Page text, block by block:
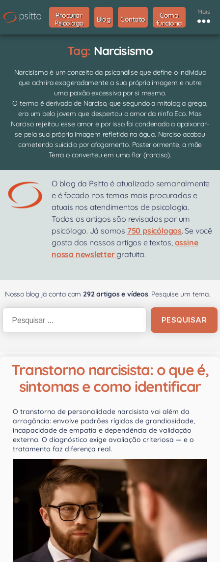
Procurar
Psicólogo
Blog Contato
Como
funciona
Mais
Tag: Narcisismo
Narcisismo é um conceito da psicanálise que define o indivíduo
que admira exageradamente a sua própria imagem e nutre
uma paixão excessiva por si mesmo.
O termo é derivado de Narciso, que segundo a mitologia grega,
era um belo jovem que despertou o amor da ninfa Eco. Mas
Narciso rejeitou esse amor e por isso foi condenado a apaixonar-
se pela sua própria imagem refletida na água. Narciso acabou
cometendo suicídio por afogamento. Posteriormente, a mãe
Terra o converteu em uma flor (narciso).
O blog da Psitto é atualizado semanalmente
e é focado nos temas mais procurados e
atuais nos atendimentos de psicologia.
Todos os artigos são revisados por um
psicólogo. Já somos 750 psicólogos. Se você
gosta dos nossos artigos e textos, assine
nossa newslettergratuita.
Nosso blog já conta com 292 artigos e vídeos. Pesquise um tema.
Transtorno narcisista: o que é,
sintomas e como identificar
O transtorno de personalidade narcisista vai além da
arrogância: envolve padrões rígidos de grandiosidade,
incapacidade de empatia e dependência de validação
externa. O diagnóstico exige avaliação criteriosa — e o
tratamento faz diferença real.